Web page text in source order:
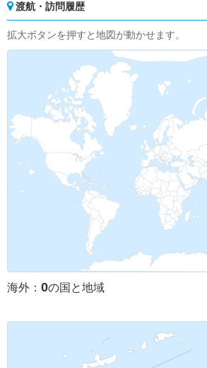
渡航・訪問履歴
拡大ボタンを押すと地図が動かせます。
海外： 0の国と地域